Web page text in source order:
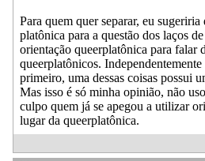
Para quem quer separar, eu
platônica para a questão dos laços
orientação queerplatônica para falar
queerplatônicos.
primeiro, uma dessas coisas possui
Mas isso é só minha opinião, não
culpo quem já se apegou a utilizar
lugar da queerplatônica.